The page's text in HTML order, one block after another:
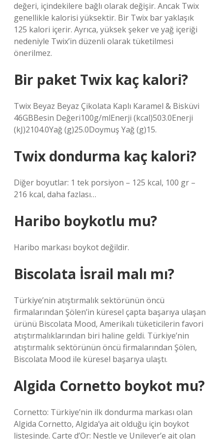
değeri, içindekilere bağlı olarak değişir. Ancak Twix
genellikle kalorisi yüksektir. Bir Twix bar yaklaşık
125 kalori içerir. Ayrıca, yüksek şeker ve yağ içeriği
nedeniyle Twix’in düzenli olarak tüketilmesi
önerilmez.
Bir paket Twix kaç kalori?
Twix Beyaz Beyaz Çikolata Kaplı Karamel & Bisküvi
46GBBesin Değeri100g/mlEnerji (kcal)503.0Enerji
(kJ)2104.0Yağ (g)25.0Doymuş Yağ (g)15.
Twix dondurma kaç kalori?
Diğer boyutlar: 1 tek porsiyon – 125 kcal, 100 gr –
216 kcal, daha fazlası…
Haribo boykotlu mu?
Haribo markası boykot değildir.
Biscolata İsrail malı mı?
Türkiye’nin atıştırmalık sektörünün öncü
firmalarından Şölen’in küresel çapta başarıya ulaşan
ürünü Biscolata Mood, Amerikalı tüketicilerin favori
atıştırmalıklarından biri haline geldi. Türkiye’nin
atıştırmalık sektörünün öncü firmalarından Şölen,
Biscolata Mood ile küresel başarıya ulaştı.
Algida Cornetto boykot mu?
Cornetto: Türkiye’nin ilk dondurma markası olan
Algida Cornetto, Algida’ya ait olduğu için boykot
listesinde. Carte d’Or: Nestle ve Unilever’e ait olan